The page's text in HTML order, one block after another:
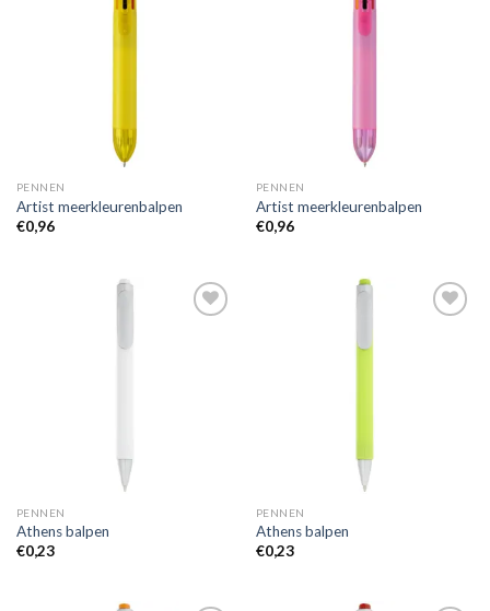
PENNEN
Artist meerkleurenbalpen
€0,96
PENNEN
Artist meerkleurenbalpen
€0,96
PENNEN
Athens balpen
€0,23
PENNEN
Athens balpen
€0,23